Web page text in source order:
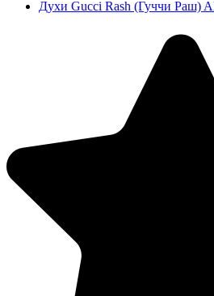
Духи Gucci Rash (Гуччи Раш)